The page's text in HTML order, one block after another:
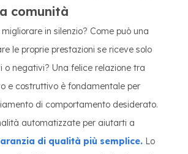
comunità
in silenzio? Come può una
le proprie prestazioni se riceve solo
o negativi? Una felice relazione tra
e costruttivo è fondamentale per
di comportamento desiderato.
automatizzate per aiutarti a
di qualità più semplice. Lo